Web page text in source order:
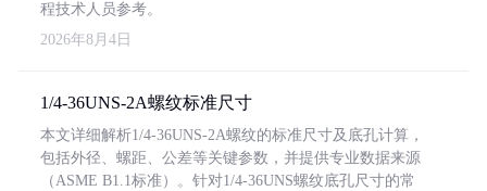
程技术人员参考。
2026年8月4日
1/4-36UNS-2A螺纹标准尺寸
本文详细解析1/4-36UNS-2A螺纹的标准尺寸及底孔计算，
包括外径、螺距、公差等关键参数，并提供专业数据来源
（ASME B1.1标准）。针对1/4-36UNS螺纹底孔尺寸的常